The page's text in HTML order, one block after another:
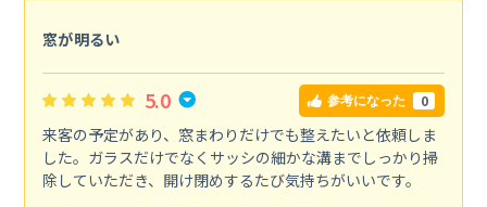
窓が明るい
5.0 参考になった 0
来客の予定があり、窓まわりだけでも整えたいと依頼しま
した。ガラスだけでなくサッシの細かな溝までしっかり掃
除していただき、開け閉めするたび気持ちがいいです。